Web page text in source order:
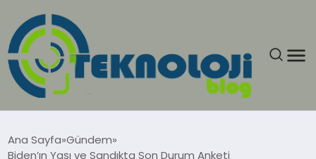
Ana Sayfa Gündem
Biden’ın Yaşı ve Sandıkta Son Durum Anketi